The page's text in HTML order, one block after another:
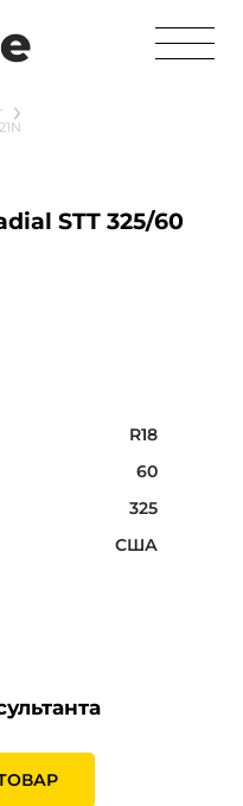
STT 325/60
R18
60
325
США
N (140 км/ч)
121 (1450кг)